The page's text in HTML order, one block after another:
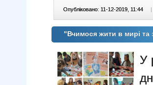
Опубліковано: 11-12-2019, 11:44 |
"Вчимося жити в мирі та
У